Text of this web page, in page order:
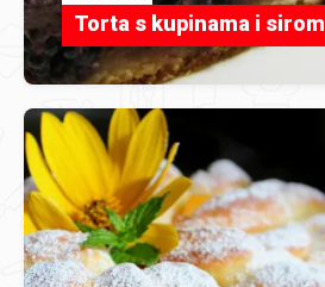
Torta s kupinama i sirom